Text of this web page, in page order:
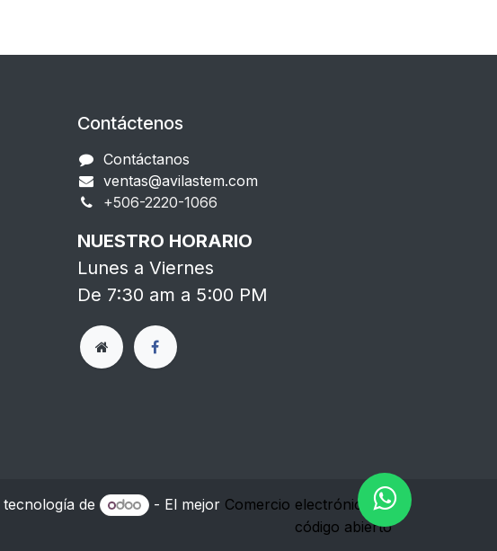
Contáctenos
Contáctanos
ventas@avilastem.com
+506-2220-1066​
NUESTRO HORARIO
Lunes a Viernes
De 7:30 am a 5:00 PM
tecnología de - El mejor Comercio electrónico de
código abierto